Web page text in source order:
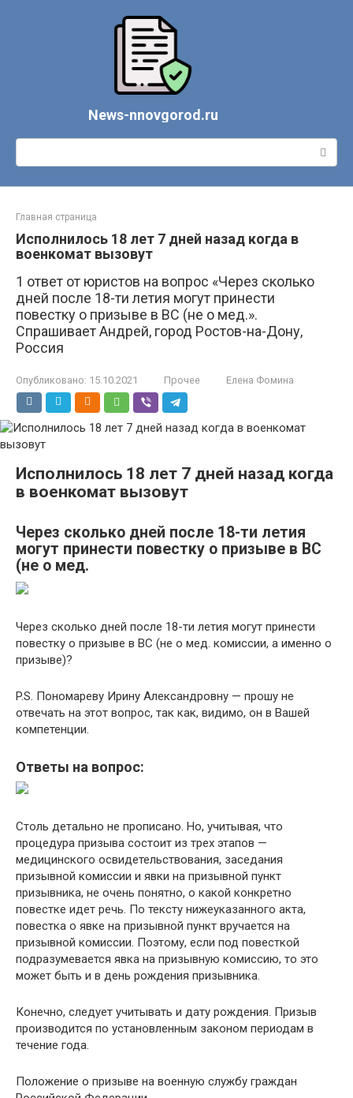
News-nnovgorod.ru
Поиск:
Главная страница
Исполнилось 18 лет 7 дней назад когда в
военкомат вызовут
1 ответ от юристов на вопрос «Через сколько
дней после 18-ти летия могут принести
повестку о призыве в ВС (не о мед.».
Спрашивает Андрей, город Ростов-на-Дону,
Россия
Опубликовано: 15.10.2021 Прочее Елена Фомина
Исполнилось 18 лет 7 дней назад когда
в военкомат вызовут
Через сколько дней после 18-ти летия
могут принести повестку о призыве в ВС
(не о мед.
Через сколько дней после 18-ти летия могут принести
повестку о призыве в ВС (не о мед. комиссии, а именно о
призыве)?
P.S. Пономареву Ирину Александровну — прошу не
отвечать на этот вопрос, так как, видимо, он в Вашей
компетенции.
Ответы на вопрос:
Столь детально не прописано. Но, учитывая, что
процедура призыва состоит из трех этапов —
медицинского освидетельствования, заседания
призывной комиссии и явки на призывной пункт
призывника, не очень понятно, о какой конкретно
повестке идет речь. По тексту нижеуказанного акта,
повестка о явке на призывной пункт вручается на
призывной комиссии. Поэтому, если под повесткой
подразумевается явка на призывную комиссию, то это
может быть и в день рождения призывника.
Конечно, следует учитывать и дату рождения. Призыв
производится по установленным законом периодам в
течение года.
Положение о призыве на военную службу граждан